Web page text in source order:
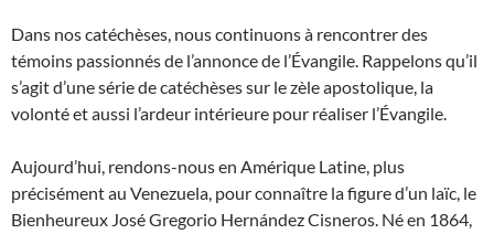
Dans nos catéchèses, nous continuons à rencontrer des
témoins passionnés de l’annonce de l’Évangile. Rappelons qu’il
s’agit d’une série de catéchèses sur le zèle apostolique, la
volonté et aussi l’ardeur intérieure pour réaliser l’Évangile.
Aujourd’hui, rendons-nous en Amérique Latine, plus
précisément au Venezuela, pour connaître la figure d’un laïc, le
Bienheureux José Gregorio Hernández Cisneros. Né en 1864,